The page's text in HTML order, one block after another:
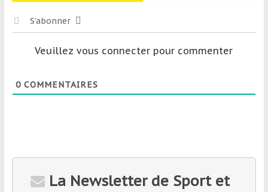
S’abonner
Veuillez vous connecter pour commenter
0COMMENTAIRES
La Newsletter de Sport et